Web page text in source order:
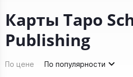
Карты Таро
Publishing
По цене По популярности